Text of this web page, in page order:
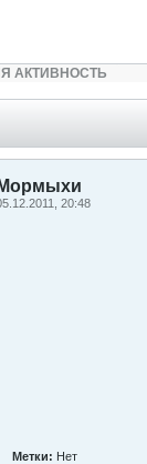
АКТИВНОСТЬ
Мормыхи
20:48
Метки: Нет